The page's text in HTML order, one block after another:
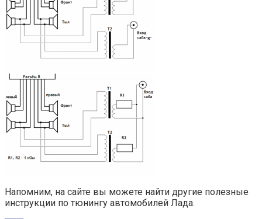
Напомним, на сайте вы можете найти другие полезные
инструкции по тюнингу автомобилей Лада.